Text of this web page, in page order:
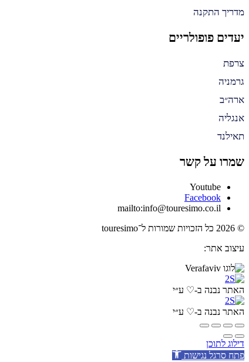
מדריך התקנה
יעדים פופולריים
צרפת
גרמניה
ארה״ב
אנגליה
תאילנד
שמרו על קשר
Youtube
Facebook
mailto:info@touresimo.co.il
© 2026 כל הזכויות שמורות ל־touresimo
עיצוב אתר:
האתר נבנה ב-♡ ע״י
האתר נבנה ב-♡ ע״י
דילוג לתוכן
פתח סרגל נגישות